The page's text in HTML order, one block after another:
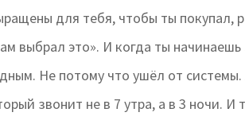
для тебя, чтобы ты покупал,
выбрал это». И когда ты
Не потому что ушёл от
звонит не в 7 утра, а в 3 ночи.